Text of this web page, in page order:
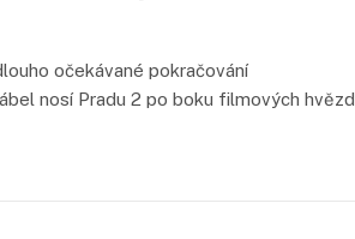
očekávané pokračování
nosí Pradu 2 po boku filmových hvězd